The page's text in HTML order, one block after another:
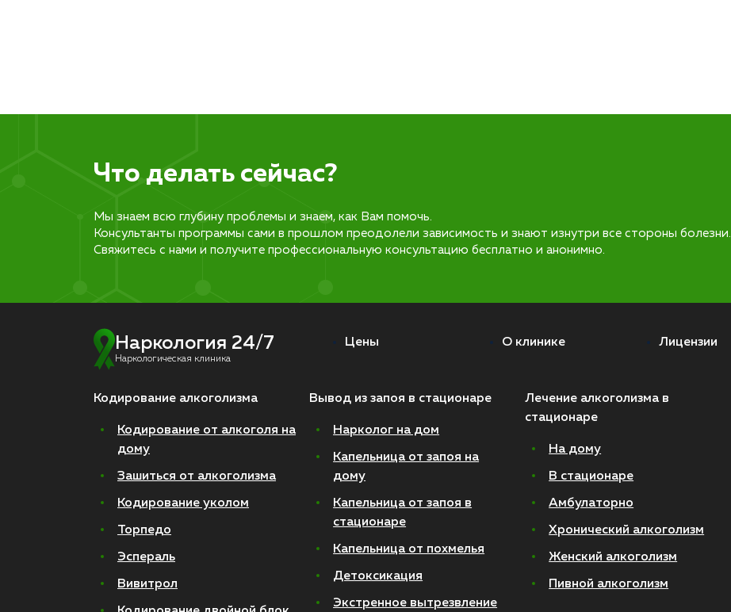
Что делать сейчас?
Мы знаем всю глубину проблемы и знаем, как Вам помочь.
Консультанты программы сами в прошлом преодолели зависимость и знают изнутри все стороны болезни.
Свяжитесь с нами и получите профессиональную консультацию бесплатно и анонимно.
Наркология 24/7
Наркологическая клиника
Цены О клинике Лицензии
Кодирование алкоголизма
Кодирование от алкоголя на
дому
Зашиться от алкоголизма
Кодирование уколом
Торпедо
Эспераль
Вивитрол
Вывод из запоя в стационаре
Нарколог на дом
Капельница от запоя на
дому
Капельница от запоя в
стационаре
Капельница от похмелья
Детоксикация
Экстренное вытрезвление
Лечение алкоголизма в
стационаре
На дому
В стационаре
Амбулаторно
Хронический алкоголизм
Женский алкоголизм
Пивной алкоголизм